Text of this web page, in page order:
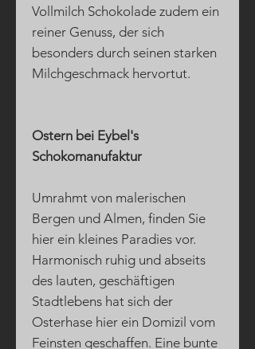
Vollmilch Schokolade zudem ein
reiner Genuss, der sich
besonders durch seinen starken
Milchgeschmack hervortut.
Ostern bei Eybel's
Schokomanufaktur
Umrahmt von malerischen
Bergen und Almen, finden Sie
hier ein kleines Paradies vor.
Harmonisch ruhig und abseits
des lauten, geschäftigen
Stadtlebens hat sich der
Osterhase hier ein Domizil vom
Feinsten geschaffen. Eine bunte